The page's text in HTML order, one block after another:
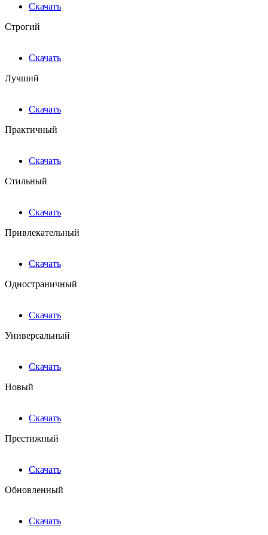
Скачать
Строгий
Скачать
Лучший
Скачать
Практичный
Скачать
Стильный
Скачать
Привлекательный
Скачать
Одностраничный
Скачать
Универсальный
Скачать
Новый
Скачать
Престижный
Скачать
Обновленный
Скачать